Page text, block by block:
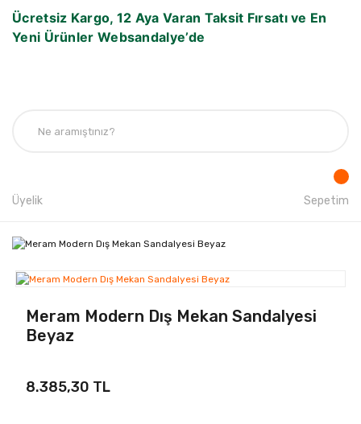
Ücretsiz Kargo, 12 Aya Varan Taksit Fırsatı ve En
Yeni Ürünler Websandalye’de
Üyelik Sepetim
Meram Modern Dış Mekan Sandalyesi
Beyaz
8.385,30 TL